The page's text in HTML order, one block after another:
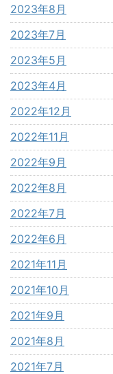
2023年8月
2023年7月
2023年5月
2023年4月
2022年12月
2022年11月
2022年9月
2022年8月
2022年7月
2022年6月
2021年11月
2021年10月
2021年9月
2021年8月
2021年7月